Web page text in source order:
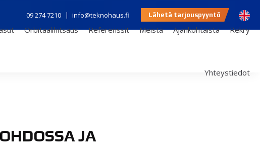
09 274 7210 | info@teknohaus.fi Lähetä tarjouspyyntö
Orbitaalihitsaus Referenssit Meistä Ajankohtaista Rekry
Yhteystiedot
JA